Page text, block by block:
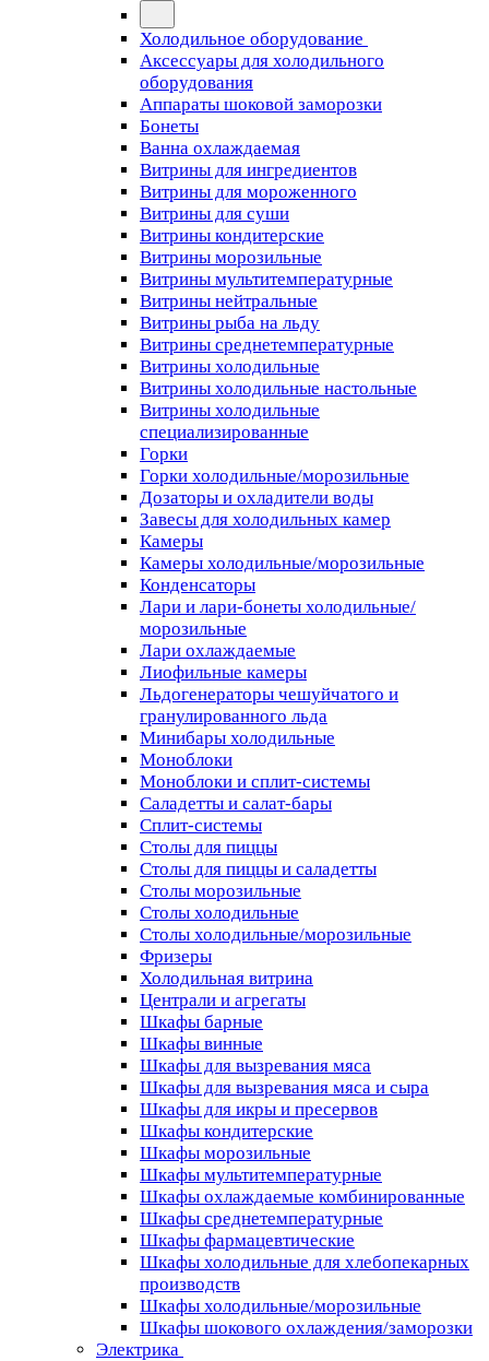
Холодильное оборудование
Аксессуары для холодильного
оборудования
Аппараты шоковой заморозки
Бонеты
Ванна охлаждаемая
Витрины для ингредиентов
Витрины для мороженного
Витрины для суши
Витрины кондитерские
Витрины морозильные
Витрины мультитемпературные
Витрины нейтральные
Витрины рыба на льду
Витрины среднетемпературные
Витрины холодильные
Витрины холодильные настольные
Витрины холодильные
специализированные
Горки
Горки холодильные/морозильные
Дозаторы и охладители воды
Завесы для холодильных камер
Камеры
Камеры холодильные/морозильные
Конденсаторы
Лари и лари-бонеты холодильные/
морозильные
Лари охлаждаемые
Лиофильные камеры
Льдогенераторы чешуйчатого и
гранулированного льда
Минибары холодильные
Моноблоки
Моноблоки и сплит-системы
Саладетты и салат-бары
Сплит-системы
Столы для пиццы
Столы для пиццы и саладетты
Столы морозильные
Столы холодильные
Столы холодильные/морозильные
Фризеры
Холодильная витрина
Централи и агрегаты
Шкафы барные
Шкафы винные
Шкафы для вызревания мяса
Шкафы для вызревания мяса и сыра
Шкафы для икры и пресервов
Шкафы кондитерские
Шкафы морозильные
Шкафы мультитемпературные
Шкафы охлаждаемые комбинированные
Шкафы среднетемпературные
Шкафы фармацевтические
Шкафы холодильные для хлебопекарных
производств
Шкафы холодильные/морозильные
Шкафы шокового охлаждения/заморозки
Электрика